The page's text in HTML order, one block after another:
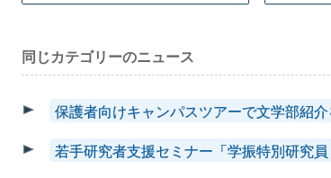
同じカテゴリーのニュース
保護者向けキャンパスツアーで文学部紹
若手研究者支援セミナー「学振特別研究